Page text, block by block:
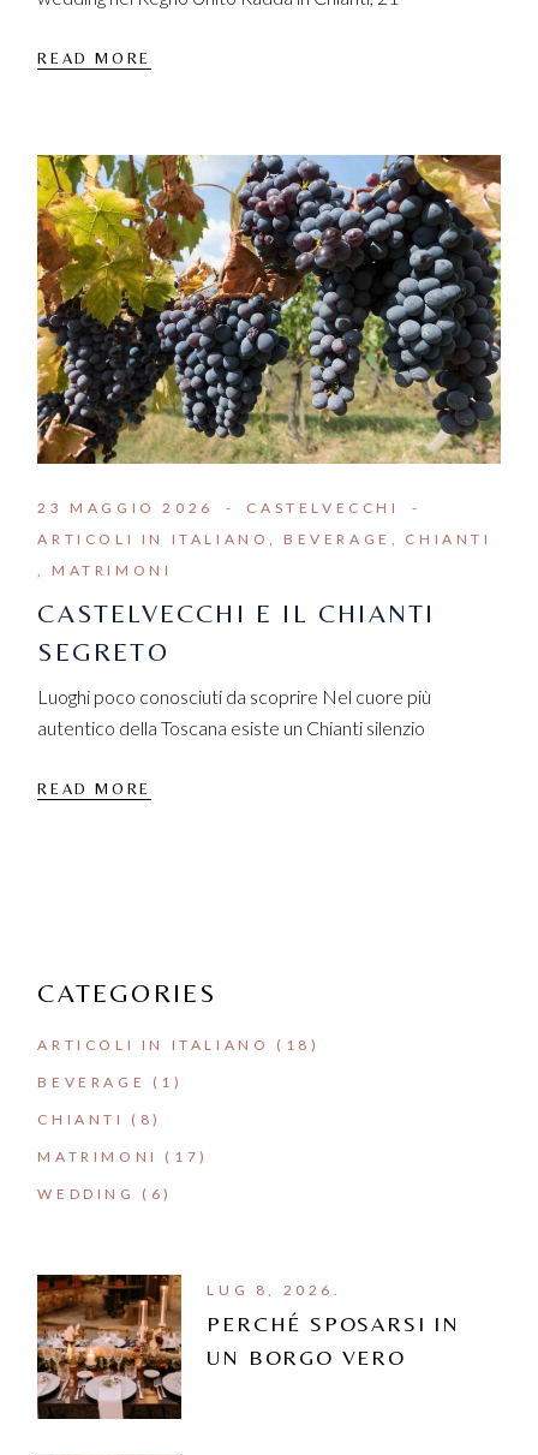
READ MORE
23 MAGGIO 2026
CASTELVECCHI
ARTICOLI IN ITALIANO
BEVERAGE
CHIANTI
MATRIMONI
CASTELVECCHI E IL CHIANTI
SEGRETO
Luoghi poco conosciuti da scoprire Nel cuore più
autentico della Toscana esiste un Chianti silenzio
READ MORE
CATEGORIES
ARTICOLI IN ITALIANO (18)
BEVERAGE (1)
CHIANTI (8)
MATRIMONI (17)
WEDDING (6)
LUG 8, 2026.
PERCHÉ SPOSARSI IN
UN BORGO VERO